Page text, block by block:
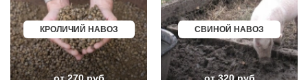
КРАСНАЯ ПАХРА
КРАСНОАРМЕЙСК
КРАСНОГОРСК
КРАСНОЗАВОДСК
КРАСНОЗНАМЕНСК
КРАТОВО
КРЮКОВО
БЕЛОРЕЧЕНСК
БОЛЬШОЙ КАМЕНЬ
КИРЖАЧ
ПРИОЗЕРСК
САЛЬСК
ТОБОЛЬСК
ВОТКИНСК
КРОЛИЧИЙ НАВОЗ СВИНОЙ НАВОЗ